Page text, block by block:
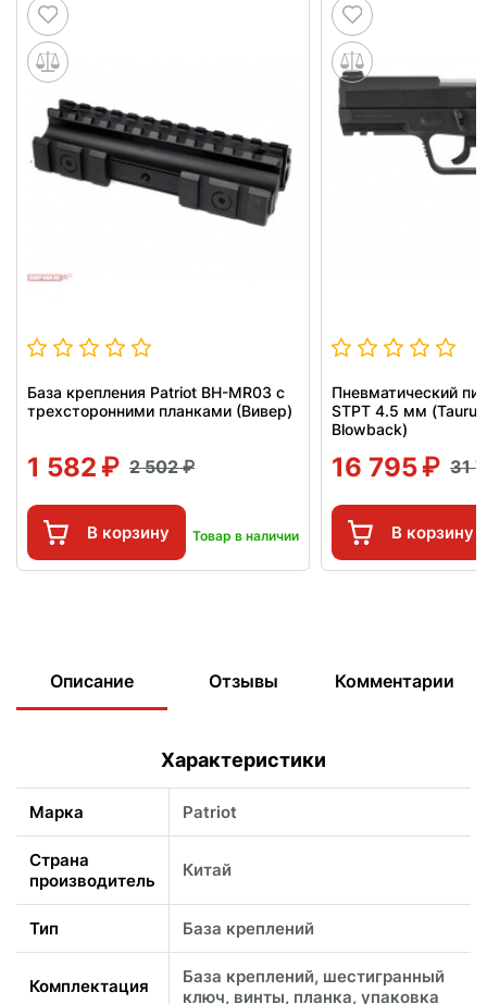
База крепления Patriot BH-MR03 с
трехсторонними планками (Вивер)
1 582 2 502
В корзину Товар в наличии
Пневматический
STPT 4.5 мм
Blowback)
16 795 31
В корзину
Описание Отзывы Комментарии
Характеристики
Марка Patriot
Страна
производитель
Китай
Тип База креплений
Комплектация
База креплений, шестигранный
ключ, винты, планка, упаковка